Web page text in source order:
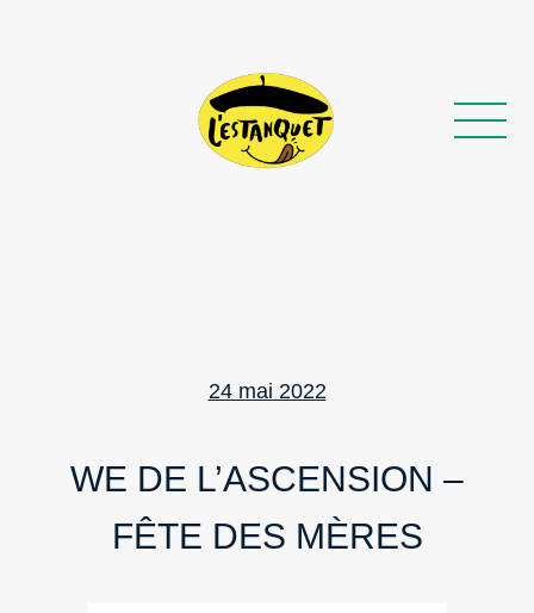
Posted
24 mai 2022
WE DE L’ASCENSION –
FÊTE DES MÈRES